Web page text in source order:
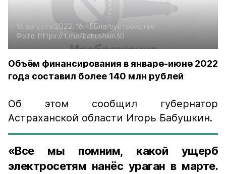
16 августа 2022, 16:45Благоустройство
Фото: https://t.me/babushkin30
Объём финансирования в январе-июне 2022
года составил более 140 млн рублей
Об этом сообщил губернатор
Астраханской области Игорь Бабушкин.
«Все мы помним, какой ущерб
электросетям нанёс ураган в марте.